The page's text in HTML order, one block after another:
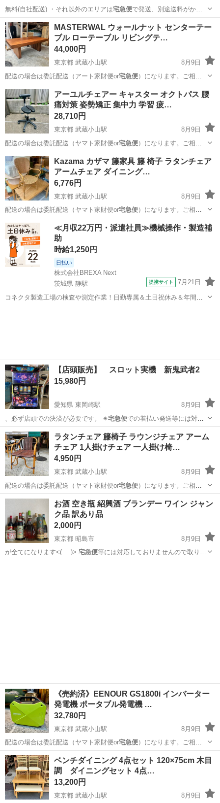
無料(自社配送) ・それ以外のエリアは宅急便で発送、別途送料がかか
ります。 ・標準…
東京 新宿区 キッチン家電 自社
MASTERWAL ウォールナット センターテー
ブル ローテーブル リビングテ…
44,000円
東京都 武蔵小山駅
8月9日
配送の場合は委託配送（アート家財便or宅急便）になります。ご相談
下さい。 …
東京 品川区 テーブル
アーユルチェアー キャスター オクトパス 腰
痛対策 姿勢矯正 集中力 学習 疲…
28,710円
東京都 武蔵小山駅
8月9日
配送の場合は委託配送（ヤマト家財便or宅急便）になります。ご相談
下さい。 …
東京 品川区 武蔵小山駅 椅子 坐骨神経痛
Kazama カザマ 籐家具 籐 椅子 ラタンチェア
アームチェア ダイニング…
6,776円
東京都 武蔵小山駅
8月9日
配送の場合は委託配送（ヤマト家財便or宅急便）になります。ご相談
下さい。 …
東京 品川区 武蔵小山駅 椅子 商品
≪月収22万円・派遣社員≫機械操作・製造補
助
時給1,250円
日払い
株式会社BREXA Next
茨城県 静駅
提携サイト 7月21日
コネクタ製造工場の検査や測定作業！日勤専属＆土日祝休み＆年間休
【店頭販売】 スロット実機 新鬼武者2
15,980円
愛知県 東岡崎駅
8月9日
、必ず店頭での決済が必要です。 ✴︎宅急便での着払い発送等には対応
いたしかねます…
愛知 岡崎市 東岡崎駅 その他 鬼武者2
ラタンチェア 籐椅子 ラウンジチェア アーム
チェア 1人掛けチェア 一人掛け椅…
4,950円
東京都 武蔵小山駅
8月9日
配送の場合は委託配送（ヤマト家財便or宅急便）になります。ご相談
下さい。 ●…
東京 品川区 武蔵小山駅 椅子
お酒 空き瓶 紹興酒 ブランデー ワイン ジャン
ク品 訳あり品
2,000円
東京都 昭島市
8月9日
が全てになります<(_ _)> 宅急便等には対応しておりませんので取りに
《売約済》EENOUR GS1800i インバーター
発電機 ポータブル発電機 …
32,780円
東京都 武蔵小山駅
8月9日
配送の場合は委託配送（ヤマト家財便or宅急便）になります。ご相談
下さい。 ●…
東京 品川区 武蔵小山駅 その他 インバーター
ベンチダイニング 4点セット 120×75cm 木目
調 ダイニングセット 4点…
13,200円
東京都 武蔵小山駅
8月9日